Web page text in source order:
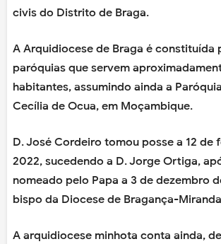
civis do Distrito de Braga.
A Arquidiocese de Braga é constituída
paróquias que servem
habitantes, assumindo ainda a
Cecília de Ocua, em Moçambique.
D. José Cordeiro tomou posse a 12 de
2022, sucedendo a D. Jorge Ortiga,
nomeado pelo Papa a 3 de dezembro
bispo da Diocese de Bragança-
A arquidiocese minhota conta ainda,